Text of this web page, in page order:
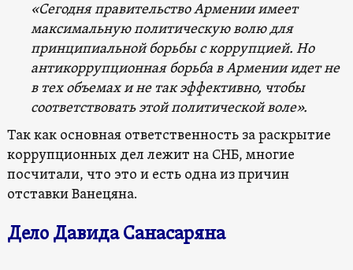
«Сегодня правительство Армении имеет
максимальную политическую волю для
принципиальной борьбы с коррупцией. Но
антикоррупционная борьба в Армении идет не
в тех объемах и не так эффективно, чтобы
соответствовать этой политической воле».
Так как основная ответственность за раскрытие
коррупционных дел лежит на СНБ, многие
посчитали, что это и есть одна из причин
отставки Ванецяна.
Дело Давида Санасаряна